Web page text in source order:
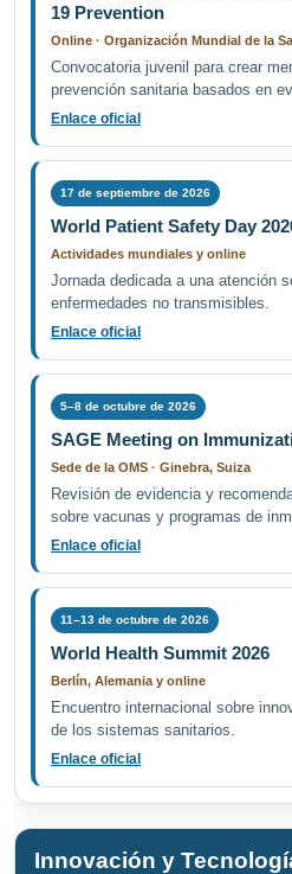
19 Prevention
Online · Organización Mundial de la
Convocatoria juvenil para crear
prevención sanitaria basados en
Enlace oficial
17 de septiembre de 2026
World Patient Safety Day
Actividades mundiales y online
Jornada dedicada a una atención
enfermedades no transmisibles.
Enlace oficial
5–8 de octubre de 2026
SAGE Meeting on
Sede de la OMS · Ginebra, Suiza
Revisión de evidencia y
sobre vacunas y programas de
Enlace oficial
11–13 de octubre de 2026
World Health Summit 2026
Berlín, Alemania y online
Encuentro internacional sobre
de los sistemas sanitarios.
Enlace oficial
Innovación y